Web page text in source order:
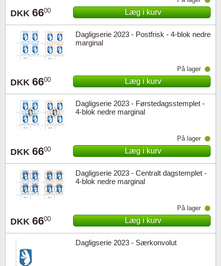
DKK 6600 Læg i kurv
Dagligserie 2023 - Postfrisk - 4-blok nedre
marginal
DKK 6600
På lager
Læg i kurv
Dagligserie 2023 - Førstedagsstemplet -
4-blok nedre marginal
DKK 6600
På lager
Læg i kurv
Dagligserie 2023 - Centralt dagstemplet -
4-blok nedre marginal
DKK 6600
På lager
Læg i kurv
Dagligserie 2023 - Særkonvolut